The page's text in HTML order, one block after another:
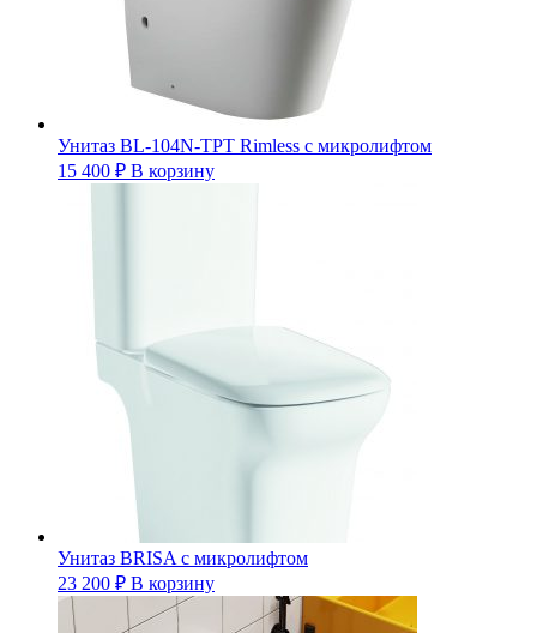
Унитаз BL-104N-TPT Rimless с микролифтом
15 400 ₽ В корзину
Унитаз BRISA с микролифтом
23 200 ₽ В корзину